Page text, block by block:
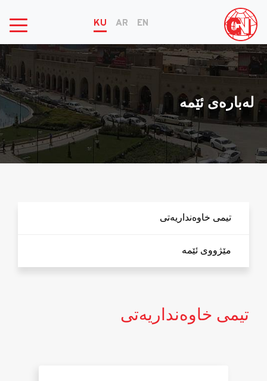
EN
AR
KU
له‌باره‌ی ئێمه‌
تیمی خاوه‌نداریه‌تی
مێژووی ئێمه‌
تیمی خاوه‌نداریه‌تی